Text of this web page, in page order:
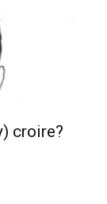
croire?